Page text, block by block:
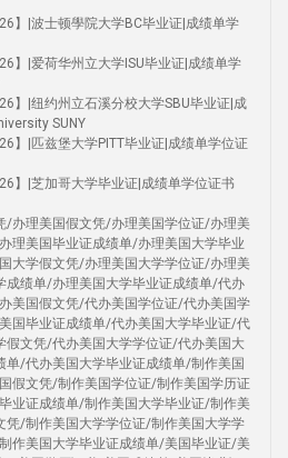
】|波士顿學院大学BC毕业证|成绩单学
】|爱荷华州立大学ISU毕业证|成绩单学
】|纽约州立石溪分校大学SBU毕业证|成
SUNY
】|匹兹堡大学PITT毕业证|成绩单学位证
】|芝加哥大学毕业证|成绩单学位证书
/办理美国假文凭/办理美国学位证/办理美
理美国毕业证成绩单/办理美国大学毕业
大学假文凭/办理美国大学学位证/办理美
成绩单/办理美国大学毕业证成绩单/代办
美国假文凭/代办美国学位证/代办美国学
国毕业证成绩单/代办美国大学毕业证/代
假文凭/代办美国大学学位证/代办美国大
/代办美国大学毕业证成绩单/制作美国
假文凭/制作美国学位证/制作美国学历证
业证成绩单/制作美国大学毕业证/制作美
凭/制作美国大学学位证/制作美国大学学
作美国大学毕业证成绩单/美国毕业证/美